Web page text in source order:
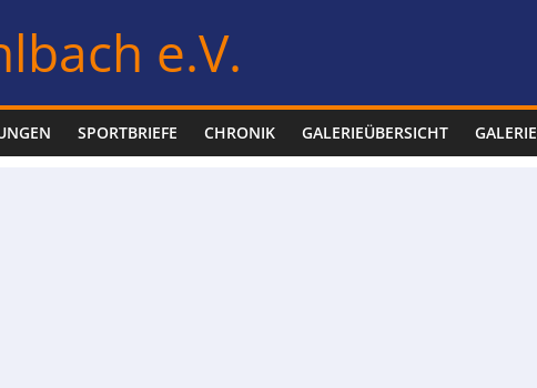
e.V.
SPORTBRIEFE CHRONIK GALERIEÜBERSICHT GALERIE